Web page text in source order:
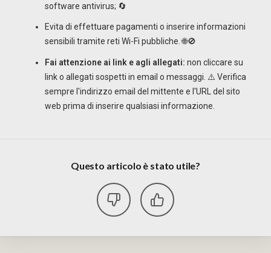
software antivirus; 🔄
Evita di effettuare pagamenti o inserire informazioni
sensibili tramite reti Wi-Fi pubbliche. 🌐🚫
Fai attenzione ai link e agli allegati: non cliccare su
link o allegati sospetti in email o messaggi. ⚠️ Verifica
sempre l'indirizzo email del mittente e l'URL del sito
web prima di inserire qualsiasi informazione.
Questo articolo è stato utile?